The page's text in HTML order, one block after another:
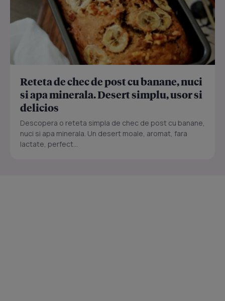
Reteta de chec de post cu banane, nuci
si apa minerala. Desert simplu, usor si
delicios
Descopera o reteta simpla de chec de post cu banane,
nuci si apa minerala. Un desert moale, aromat, fara
lactate, perfect...